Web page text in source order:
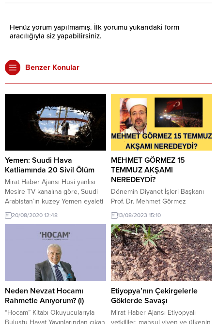
Henüz yorum yapılmamış. İlk yorumu yukarıdaki form
aracılığıyla siz yapabilirsiniz.
Benzer Konular
Yemen: Suudi Hava
Katliamında 20 Sivil Ölüm
Mirat Haber Ajansı Husi yanlısı
Mesire TV kanalına göre, Suudi
Arabistan’ın kuzey Yemen eyaleti
Cevf’e yönelik hava saldırıları
sırasında en az 20 kişi öldürüldü.
Yerel kaynaklara dayanılarak,
Suudi liderliğindeki koalisyon
savaş uçaklarının Hab Vaşaf
bölgesinde sivilleri taşıyan üç
araca çarptığı bildirildi. Yetkililere
göre kurbanların çoğu kadın ve
çocuktu. Bölgedeki göçebe...
20/08/2020 12:48
MEHMET GÖRMEZ 15
TEMMUZ AKŞAMI
NEREDEYDİ?
Dönemin Diyanet İşleri Başkanı
Prof. Dr. Mehmet Görmez
Hoca’nın, darbe girişiminin
gerçekleştiği 15 Temmuz akşamı
nerede olduğu çok tartışılıyordu.
Mehmet Görmez Kanal 7’ye
verdiği açıklamada, darbenin
patlak verdiği sırada MİT
binasında olduğunu söyledi. Bu
sırada neden MİT Binasında
olduğuna da açıklık getirdi.
Görmez, darbe girişiminin
haberini, MİT Müsteşarı Hakan
Fidan...
13/08/2023 15:10
Neden Nevzat Hocamı
Rahmetle Anıyorum? (I)
“Hocam” Kitabı Okuyucularıyla
Buluştu Hayat Yayınlarından çıkan
Etiyopya’nın Çekirgelerle
Göklerde Savaşı
Mirat Haber Ajansı Etiyopyalı
yetkililer, mahsul yiyen ve ülkenin